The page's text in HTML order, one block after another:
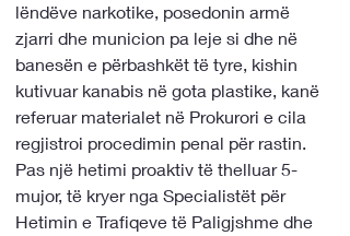
lëndëve narkotike, posedonin armë
zjarri dhe municion pa leje si dhe në
banesën e përbashkët të tyre, kishin
kutivuar kanabis në gota plastike, kanë
referuar materialet në Prokurori e cila
regjistroi procedimin penal për rastin.
Pas një hetimi proaktiv të thelluar 5-
mujor, të kryer nga Specialistët për
Hetimin e Trafiqeve të Paligjshme dhe